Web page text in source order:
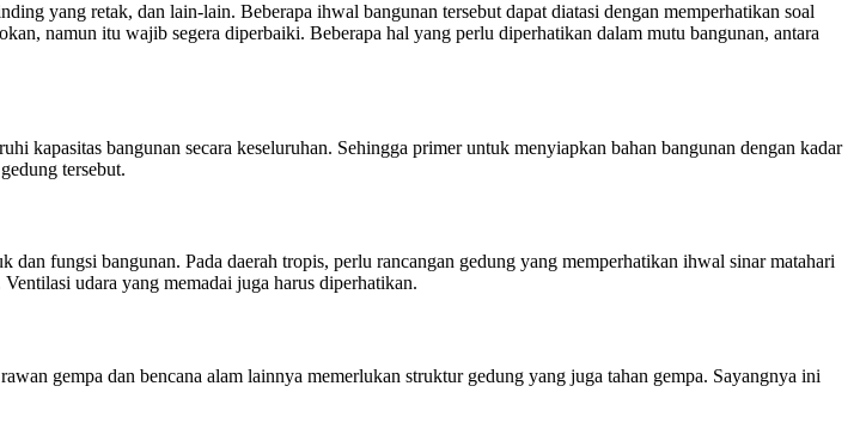
yang retak, dan lain-lain. Beberapa ihwal bangunan tersebut dapat diatasi dengan memperhatikan soal
namun itu wajib segera diperbaiki. Beberapa hal yang perlu diperhatikan dalam mutu bangunan, antara
kapasitas bangunan secara keseluruhan. Sehingga primer untuk menyiapkan bahan bangunan dengan kadar
tersebut.
fungsi bangunan. Pada daerah tropis, perlu rancangan gedung yang memperhatikan ihwal sinar matahari
udara yang memadai juga harus diperhatikan.
gempa dan bencana alam lainnya memerlukan struktur gedung yang juga tahan gempa. Sayangnya ini